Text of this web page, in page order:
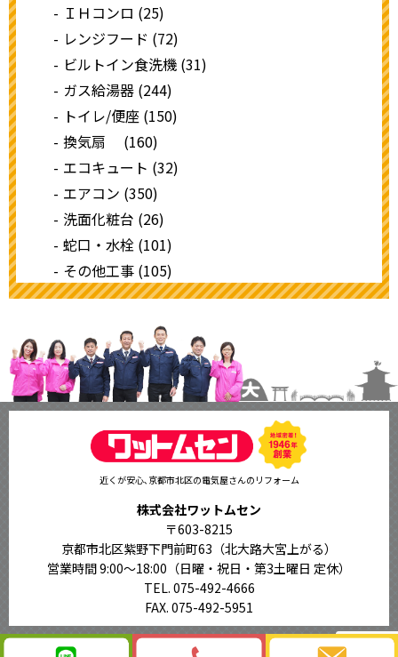
ＩＨコンロ (25)
レンジフード (72)
ビルトイン食洗機 (31)
ガス給湯器 (244)
トイレ/便座 (150)
換気扇 (160)
エコキュート (32)
エアコン (350)
洗面化粧台 (26)
蛇口・水栓 (101)
その他工事 (105)
近くが安心､京都市北区の電気屋さんのリフォーム
株式会社ワットムセン
〒603-8215
京都市北区紫野下門前町63（北大路大宮上がる）
営業時間 9:00〜18:00 （日曜・祝日・第3土曜日 定休）
TEL. 075-492-4666
FAX. 075-492-5951